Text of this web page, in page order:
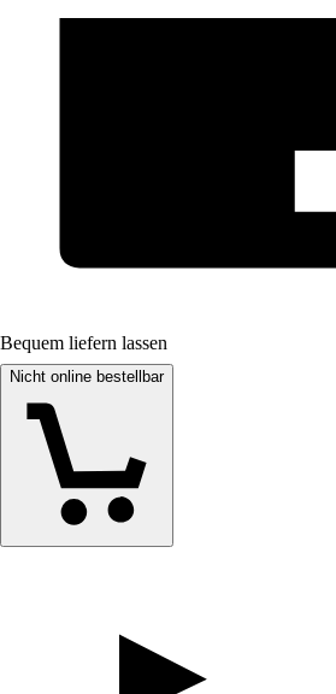
Bequem liefern lassen
Nicht online bestellbar